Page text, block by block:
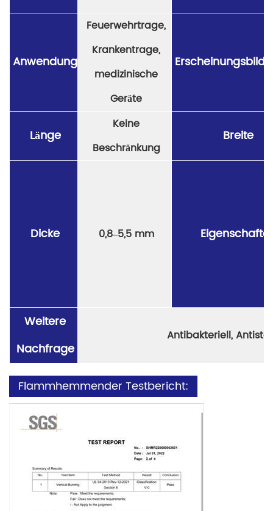
Anwendung
Feuerwehrtrage,
Krankentrage,
medizinische
Geräte
Länge
Keine
Beschränkung
Breite
Dicke 0,8–5,5 mm
Weitere
Nachfrage
Antibakteriell,
Flammhemmender Testbericht: